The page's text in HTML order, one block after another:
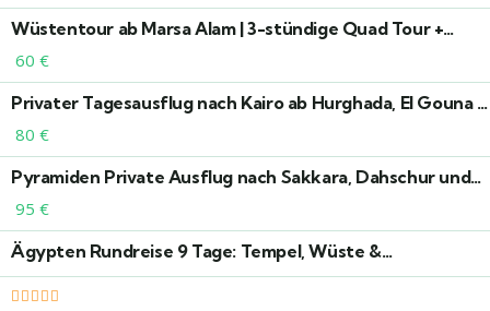
Wüstentour ab Marsa Alam | 3-stündige Quad Tour +
Kamelritt
60 €
Privater Tagesausflug nach Kairo ab Hurghada, El Gouna &
Makadi – Mit Auto & privatem Guide zu den Pyramiden
80 €
Pyramiden Private Ausflug nach Sakkara, Dahschur und
Gizeh
95 €
Ägypten Rundreise 9 Tage: Tempel, Wüste &
Nilkreuzfahrt – Kultur & Natur hautnah erleben